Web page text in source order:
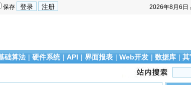
2026年8月6日
保存
础算法 | 硬件系统 | API | 界面报表 | Web开发 | 数据库 | 其